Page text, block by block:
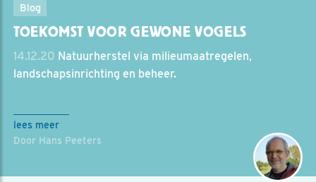
Blog
TOEKOMST VOOR GEWONE VOGELS
14.12.20 Natuurherstel via milieumaatregelen,
landschapsinrichting en beheer.
lees meer
Door Hans Peeters